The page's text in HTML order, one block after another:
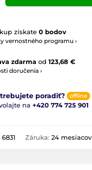
získate 0 bodov
vernostného programu ›
zdarma od 123,68 €
doručenia ›
poradiť? offline
na +420 774 725 901
6831 Záruka: 24 mesiacov